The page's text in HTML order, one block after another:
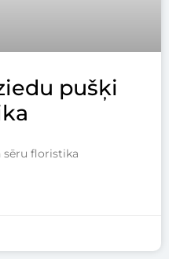
pušķi
sēru floristika